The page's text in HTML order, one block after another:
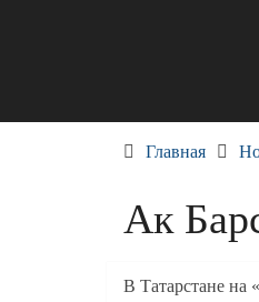
Главная
Ак
В Татарстане на